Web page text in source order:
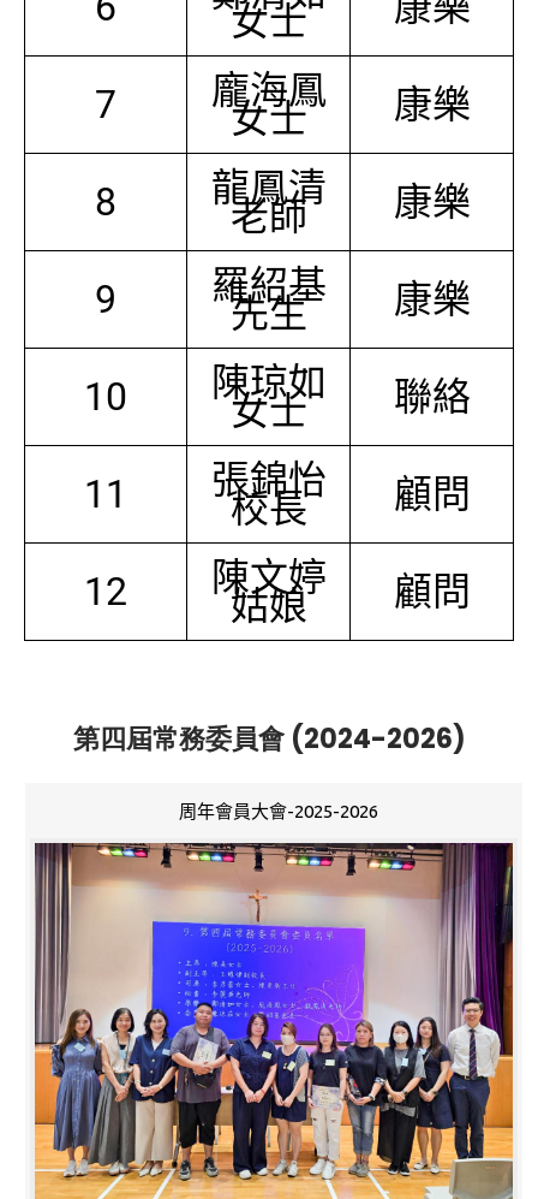
女士
7 龐海鳳
女士 康樂
8 龍鳳清
老師 康樂
9 羅紹基
先生 康樂
10 陳琼如
女士 聯絡
11 張錦怡
校長 顧問
12 陳文婷
姑娘 顧問
第四屆常務委員會 (2024-2026)
周年會員大會-2025-2026